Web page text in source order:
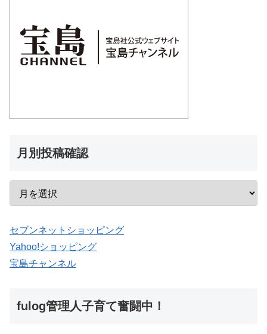
月別投稿確認
セブンネットショッピング
Yahoo!ショッピング
宝島チャンネル
fulog管理人子育て奮闘中！